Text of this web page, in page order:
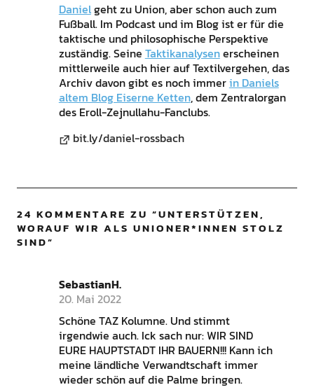
Danielgeht zu Union, aber schon auch zum
Fußball. Im Podcast und im Blog ist er für die
taktische und philosophische Perspektive
zuständig. Seine Taktikanalysenerscheinen
mittlerweile auch hier auf Textilvergehen, das
Archiv davon gibt es noch immerin Daniels
altem Blog Eiserne Ketten, dem Zentralorgan
des Eroll-Zejnullahu-Fanclubs.
bit.ly/daniel-rossbach
24 KOMMENTARE ZU “UNTERSTÜTZEN,
WORAUF WIR ALS UNIONER*INNEN STOLZ
SIND”
SebastianH.
20. Mai 2022
Schöne TAZ Kolumne. Und stimmt
irgendwie auch. Ick sach nur: WIR SIND
EURE HAUPTSTADT IHR BAUERN!!! Kann ich
meine ländliche Verwandtschaft immer
wieder schön auf die Palme bringen.